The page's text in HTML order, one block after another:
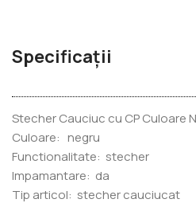
Specificații
Stecher Cauciuc cu CP Culoare
Culoare: negru
Functionalitate: stecher
Impamantare: da
Tip articol: stecher cauciucat